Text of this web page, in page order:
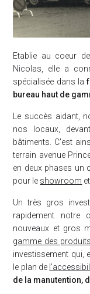
Etablie au coeur
Nicolas, elle a
spécialisée dans la
bureau haut de
Le succès aidant,
nos locaux,
bâtiments. C'est
terrain avenue
en deux phases un
pour le showroom
Un très gros
rapidement notre
nouveaux et gros
gamme des produits
investissement qui,
le plan de
de la manutention,